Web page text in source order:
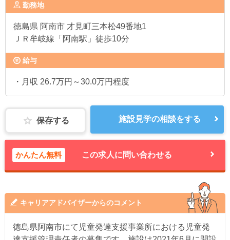
勤務地
徳島県 阿南市 才見町三本松49番地1
ＪＲ牟岐線「阿南駅」徒歩10分
給与
・月収 26.7万円～30.0万円程度
保存する 施設見学の相談をする
かんたん無料 この求人に問い合わせる
キャリアアドバイザーからのコメント
徳島県阿南市にて児童発達支援事業所における児童発